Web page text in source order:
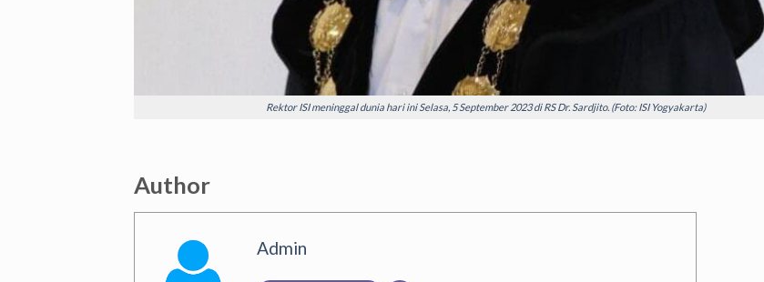
Rektor ISI meninggal dunia hari ini Selasa, 5 September 2023 di RS Dr. Sardjito. (Foto: ISI Yogyakarta)
Author
Admin